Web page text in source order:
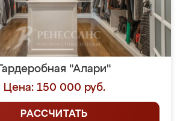
Гардеробная "Алари"
Цена: 150 000 руб.
РАССЧИТАТЬ